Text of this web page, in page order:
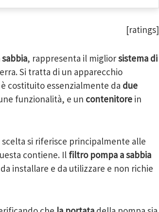
[ratings]
, rappresenta il migliorsistema di
Si tratta di un apparecchio
costituito essenzialmente da due
funzionalità, e un contenitore in
scelta si riferisce principalmente alle
contiene. Il filtro pompa a sabbia
installare e da utilizzare e non richie